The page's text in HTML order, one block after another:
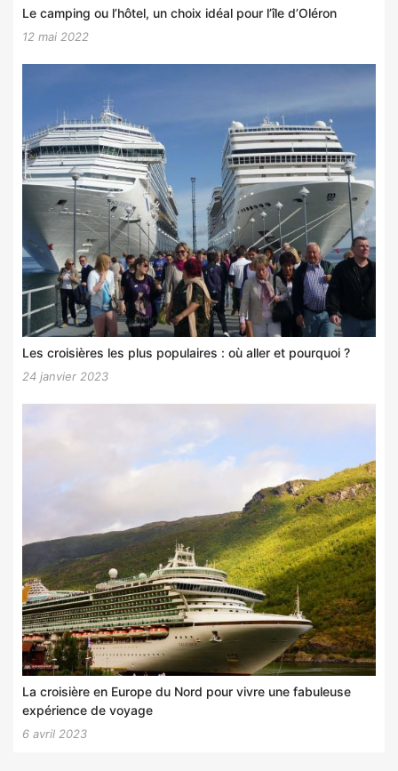
Le camping ou l’hôtel, un choix idéal pour l’île d’Oléron
12 mai 2022
Les croisières les plus populaires : où aller et pourquoi ?
24 janvier 2023
La croisière en Europe du Nord pour vivre une fabuleuse
expérience de voyage
6 avril 2023